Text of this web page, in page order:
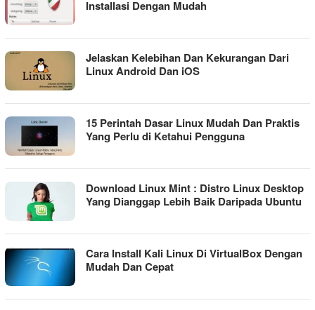
Installasi Dengan Mudah
Jelaskan Kelebihan Dan Kekurangan Dari
Linux Android Dan iOS
15 Perintah Dasar Linux Mudah Dan Praktis
Yang Perlu di Ketahui Pengguna
Download Linux Mint : Distro Linux Desktop
Yang Dianggap Lebih Baik Daripada Ubuntu
Cara Install Kali Linux Di VirtualBox Dengan
Mudah Dan Cepat